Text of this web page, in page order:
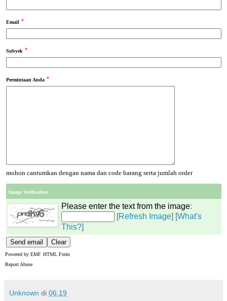
Email *
Subyek *
Permintaan Anda *
mohon cantumkan dengan nama dan code barang serta jumlah order
Image Verification
Please enter the text from the image:
[Refresh Image] [What's
This?]
Powered by EMF HTML Form
Report Abuse
Unknown di 06.19